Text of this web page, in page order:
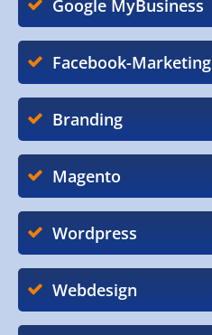
Google MyBusiness
Facebook-Marketing
Branding
Magento
Wordpress
Webdesign